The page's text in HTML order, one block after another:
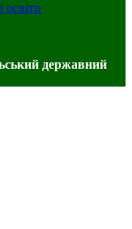
державний